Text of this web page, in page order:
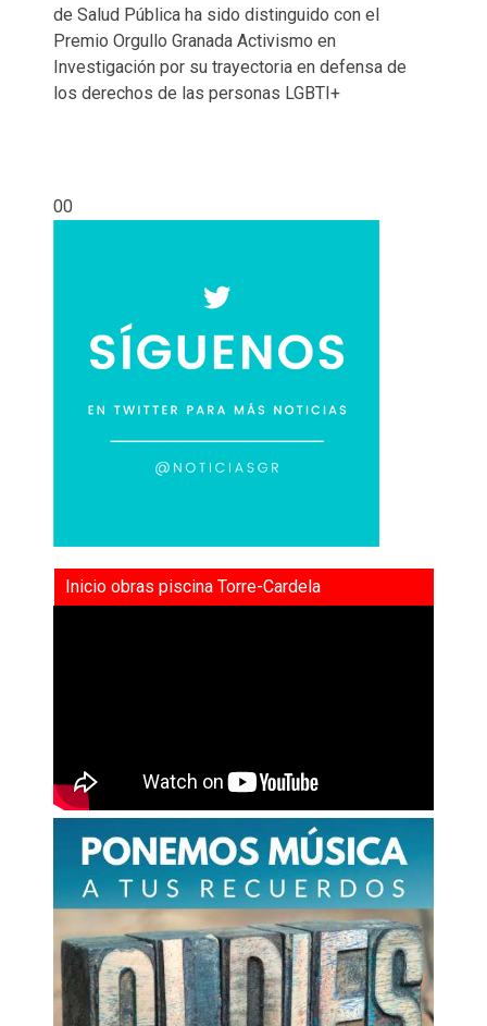
de Salud Pública ha sido distinguido con el
Premio Orgullo Granada Activismo en
Investigación por su trayectoria en defensa de
los derechos de las personas LGBTI+
00
Inicio obras piscina Torre-Cardela